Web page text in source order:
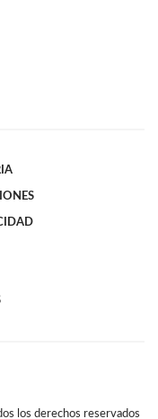
los derechos reservados